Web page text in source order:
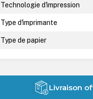
Technologie d'impression
Type d'imprimante
Type de papier
Livraison